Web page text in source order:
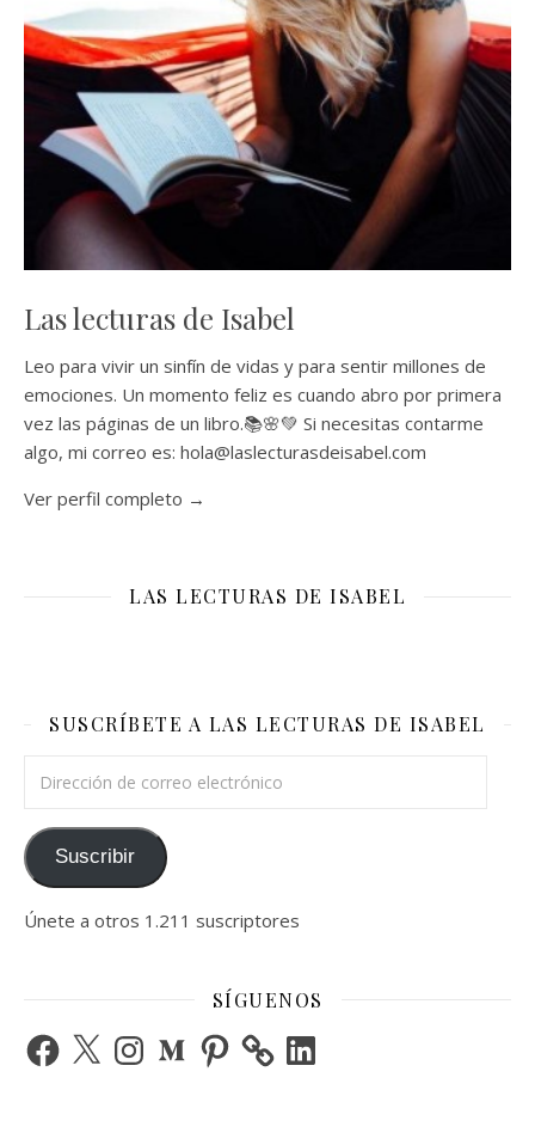
Las lecturas de Isabel
Leo para vivir un sinfín de vidas y para sentir millones de
emociones. Un momento feliz es cuando abro por primera
vez las páginas de un libro.📚🌸💚 Si necesitas contarme
algo, mi correo es: hola@laslecturasdeisabel.com
Ver perfil completo →
LAS LECTURAS DE ISABEL
SUSCRÍBETE A LAS LECTURAS DE ISABEL
Suscribir
Únete a otros 1.211 suscriptores
SÍGUENOS
Facebook
X InstagramMediumPinterest LinkedIn